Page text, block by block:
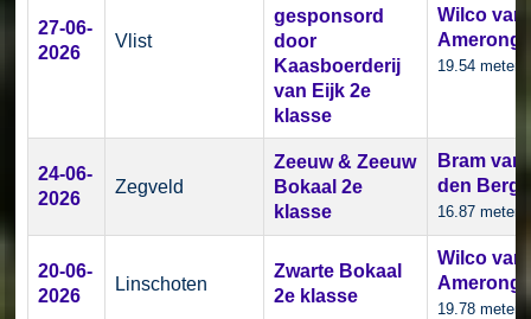
27-06-
2026
Vlist
gesponsord
door
Kaasboerderij
van Eijk 2e
klasse
Wilco van
19.54 meter
24-06-
2026
Zegveld
Zeeuw & Zeeuw
Bokaal 2e
klasse
Bram van
den Berg
16.87 meter
20-06-
2026
Linschoten
Zwarte Bokaal
2e klasse
Wilco van
19.78 meter